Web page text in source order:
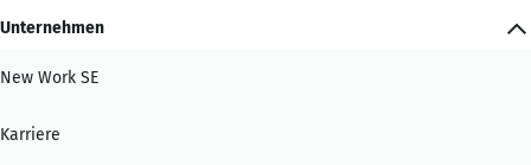
Unternehmen
New Work SE
Karriere